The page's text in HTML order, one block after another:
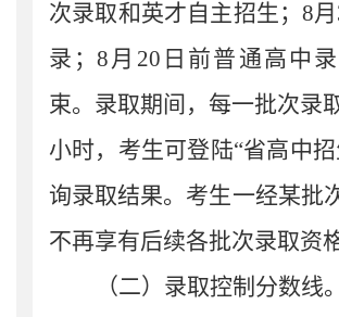
次录取和英才自主招生； 8月
录；8 月 20 日前普通高中
束。录取期间，每一批次录
小时，考生可登陆“省高中
询录取结果。考生一经某批
不再享有后续各批次录取资格
（二）录取控制分数线。